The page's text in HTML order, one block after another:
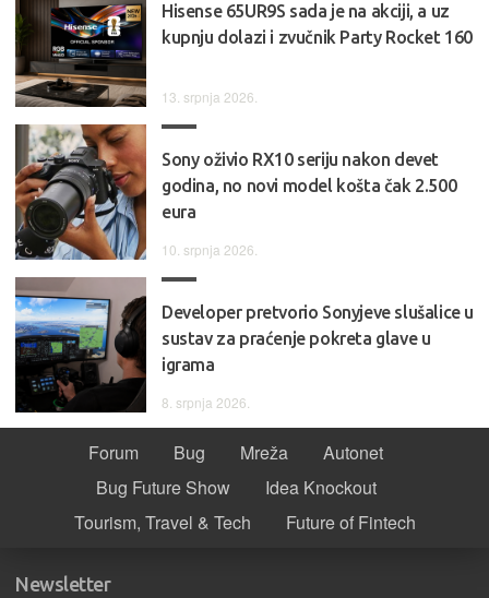
Hisense 65UR9S sada je na akciji, a uz
kupnju dolazi i zvučnik Party Rocket 160
13. srpnja 2026.
Sony oživio RX10 seriju nakon devet
godina, no novi model košta čak 2.500
eura
10. srpnja 2026.
Developer pretvorio Sonyjeve slušalice u
sustav za praćenje pokreta glave u
igrama
8. srpnja 2026.
Forum Bug Mreža
Autonet
Bug Future Show
Idea Knockout
Tourism, Travel & Tech
Future of Fintech
Newsletter